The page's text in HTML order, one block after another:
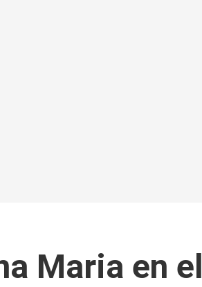
Maria en el